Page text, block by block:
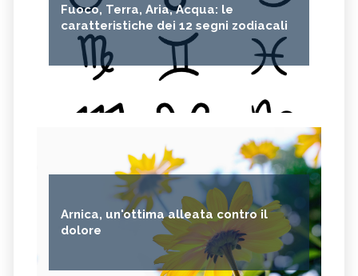
Fuoco, Terra, Aria, Acqua: le
caratteristiche dei 12 segni zodiacali
Arnica, un'ottima alleata contro il
dolore